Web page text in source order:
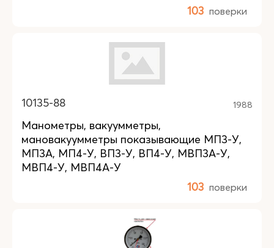
103 поверки
10135-88 1988
Манометры, вакуумметры,
мановакуумметры показывающие МП3-У,
МП3А, МП4-У, ВП3-У, ВП4-У, МВП3А-У,
МВП4-У, МВП4А-У
103 поверки